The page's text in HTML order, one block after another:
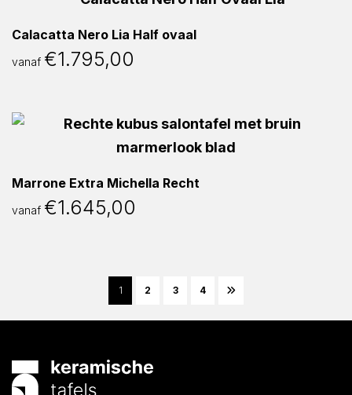
Calacatta Nero Lia Half ovaal
vanaf €1.795,00
Marrone Extra Michella Recht
vanaf €1.645,00
1 2 3 4